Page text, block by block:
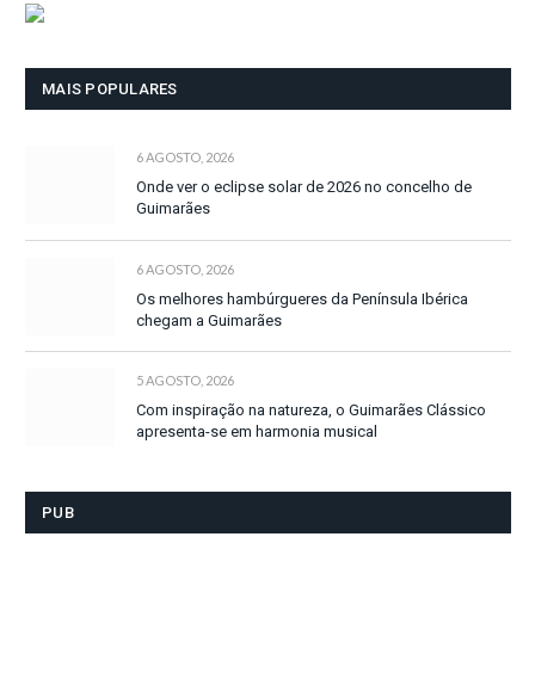
MAIS POPULARES
6 AGOSTO, 2026
Onde ver o eclipse solar de 2026 no concelho de
Guimarães
6 AGOSTO, 2026
Os melhores hambúrgueres da Península Ibérica
chegam a Guimarães
5 AGOSTO, 2026
Com inspiração na natureza, o Guimarães Clássico
apresenta-se em harmonia musical
PUB